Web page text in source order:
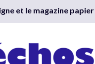
et le magazine papier